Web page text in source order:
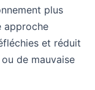
plus
approche
et réduit
de mauvaise